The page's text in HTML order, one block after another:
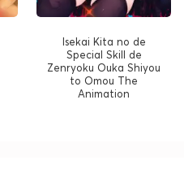
Isekai Kita no de
Special Skill de
Zenryoku Ouka Shiyou
to Omou The
Animation